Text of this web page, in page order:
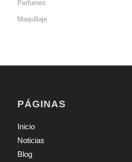
Perfumes
Maquillaje
PÁGINAS
Inicio
Noticias
Blog